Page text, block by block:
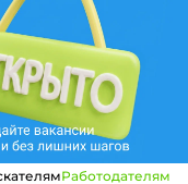
Работодателям